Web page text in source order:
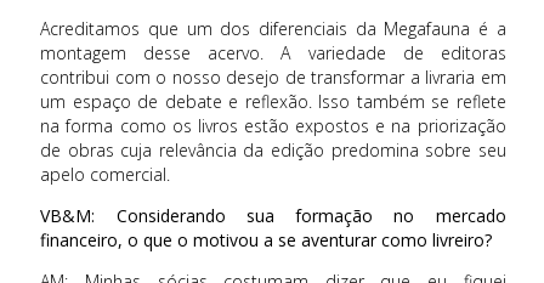
Acreditamos que um dos diferenciais da Megafauna é a
montagem desse acervo. A variedade de editoras
contribui com o nosso desejo de transformar a livraria em
um espaço de debate e reflexão. Isso também se reflete
na forma como os livros estão expostos e na priorização
de obras cuja relevância da edição predomina sobre seu
apelo comercial.
VB&M: Considerando sua formação no mercado
financeiro, o que o motivou a se aventurar como livreiro?